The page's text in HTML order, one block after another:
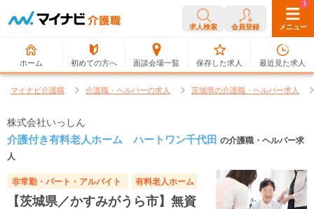
求人検索 会員登録 メニュー
ホーム 初めての方へ 面談会場一覧
0
保存した求人
1
最近見た求人
マイナビ介護職 介護職・ヘルパーの求人 茨城県の介護職・ヘルパー求人
株式会社いっしん
介護付き有料老人ホーム ハートワン千代田 の介護職・ヘルパー求
人
非常勤・パート・アルバイト 有料老人ホーム
【茨城県／かすみがうら市】無資